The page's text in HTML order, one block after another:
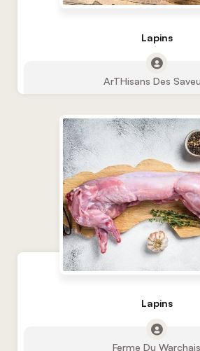
Lapins
ArTHisans Des
Lapins
Ferme Du Warchais